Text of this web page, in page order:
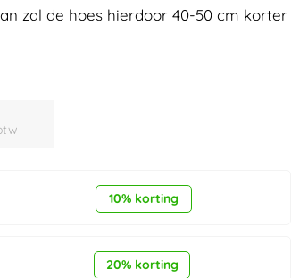
zal de hoes hierdoor 40-50 cm korter
10% korting
20% korting